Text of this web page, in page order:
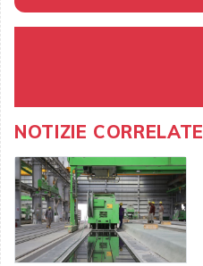
NOTIZIE CORRELATE